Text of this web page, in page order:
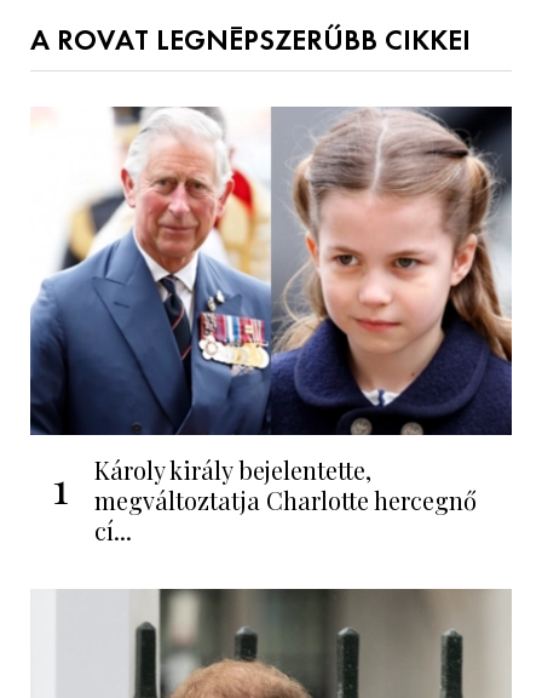
A ROVAT LEGNÉPSZERŰBB CIKKEI
1
Károly király bejelentette,
megváltoztatja Charlotte hercegnő
cí...